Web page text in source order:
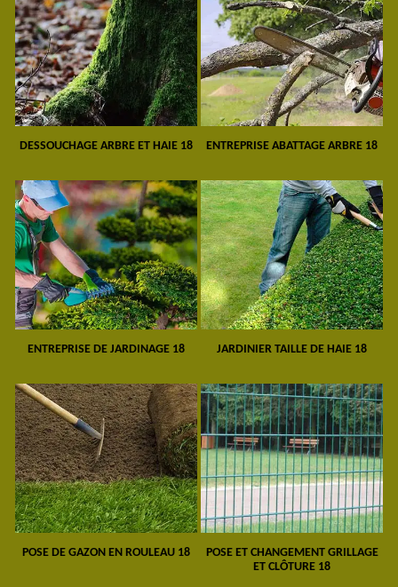
DESSOUCHAGE ARBRE ET HAIE 18 ENTREPRISE ABATTAGE ARBRE 18
ENTREPRISE DE JARDINAGE 18 JARDINIER TAILLE DE HAIE 18
POSE DE GAZON EN ROULEAU 18
POSE ET CHANGEMENT GRILLAGE
ET CLÔTURE 18